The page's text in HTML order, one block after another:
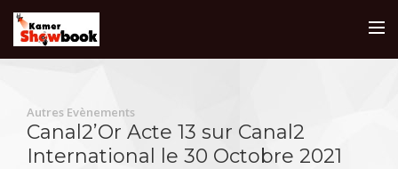
Autres Evènements
Canal2’Or Acte 13 sur Canal2
International le 30 Octobre 2021